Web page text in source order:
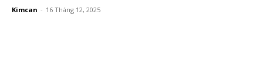
Kimcan - 16 Tháng 12, 2025